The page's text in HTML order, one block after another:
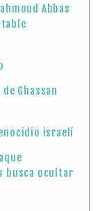
Abbas
Ghassan
israelí
busca ocultar